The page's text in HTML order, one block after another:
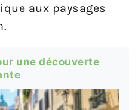
aux paysages
une découverte